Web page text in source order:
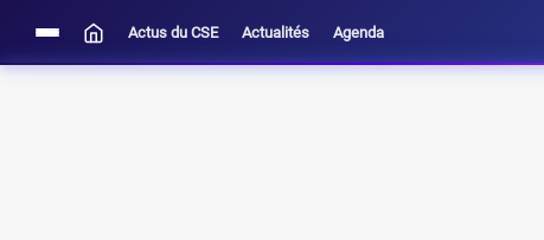
Actus du CSE Actualités Agenda